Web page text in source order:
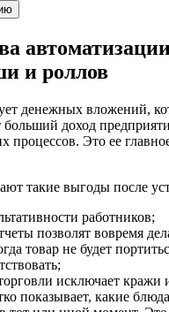
и роллов
денежных вложений,
больший доход
процессов. Это ее
такие выгоды после
работников;
позволят вовремя
товар не будет
исключает кражи
показывает, какие